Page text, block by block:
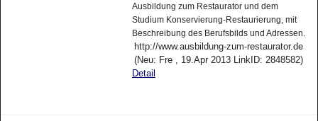
Ausbildung zum Restaurator und dem
Studium Konservierung-Restaurierung, mit
Beschreibung des Berufsbilds und Adressen.
http://www.ausbildung-zum-restaurator.de
(Neu: Fre , 19.Apr 2013 LinkID: 2848582)
Detail